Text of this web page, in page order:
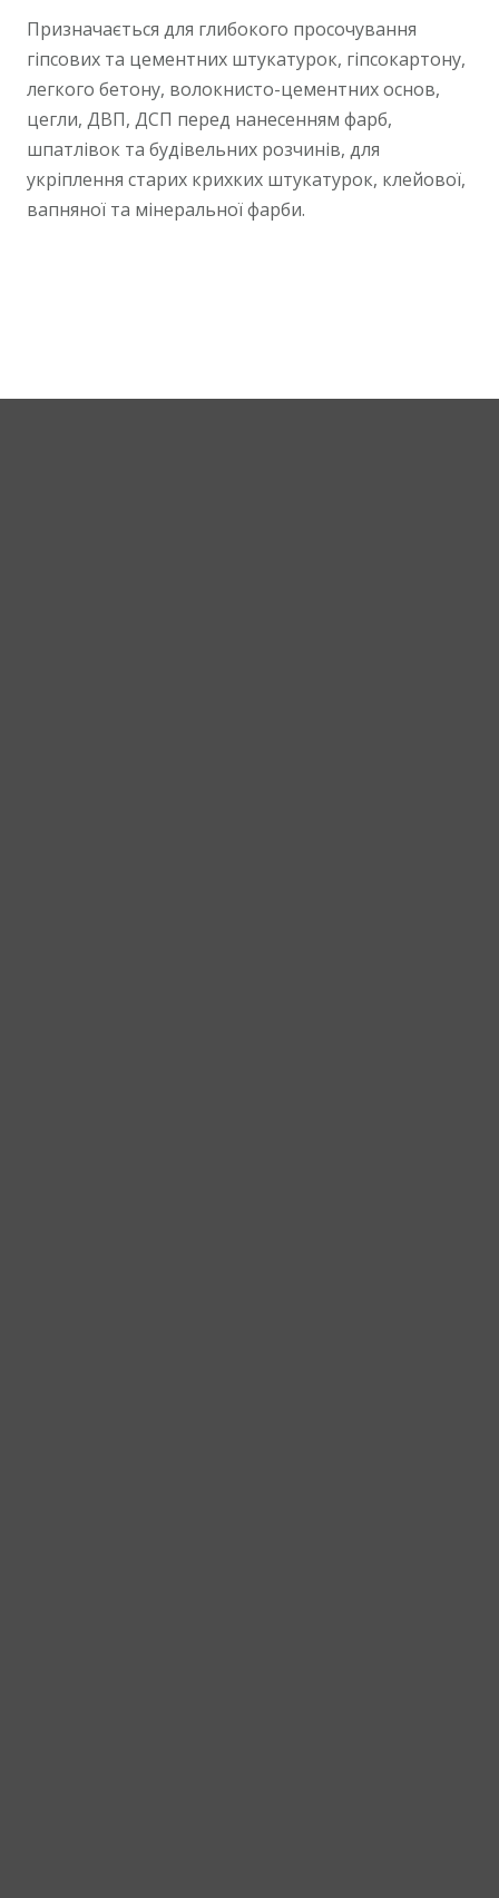
Призначається для глибокого просочування
гіпсових та цементних штукатурок, гіпсокартону,
легкого бетону, волокнисто-цементних основ,
цегли, ДВП, ДСП перед нанесенням фарб,
шпатлівок та будівельних розчинів, для
укріплення старих крихких штукатурок, клейової,
вапняної та мінеральної фарби.